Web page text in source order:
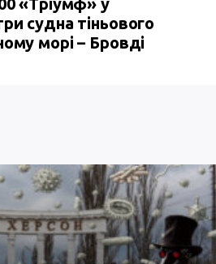
«Тріумф» у
судна тіньового
морі – Бровді